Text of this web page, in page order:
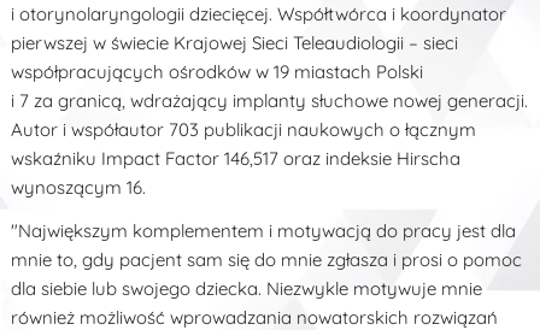
i otorynolaryngologii dziecięcej. Współtwórca i koordynator
pierwszej w świecie Krajowej Sieci Teleaudiologii – sieci
współpracujących ośrodków w 19 miastach Polski
i 7 za granicą, wdrażający implanty słuchowe nowej generacji.
Autor i współautor 703 publikacji naukowych o łącznym
wskaźniku Impact Factor 146,517 oraz indeksie Hirscha
wynoszącym 16.
"Największym komplementem i motywacją do pracy jest dla
mnie to, gdy pacjent sam się do mnie zgłasza i prosi o pomoc
dla siebie lub swojego dziecka. Niezwykle motywuje mnie
również możliwość wprowadzania nowatorskich rozwiązań